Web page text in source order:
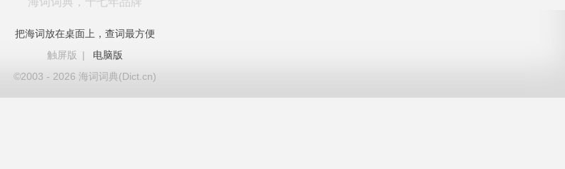
把海词放在桌面上，查词最方便
触屏版
|
电脑版
©2003 - 2026 海词词典(Dict.cn)